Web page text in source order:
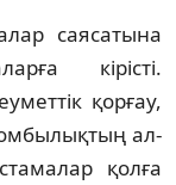
саясатына
кірісті.
қорғау,
ал­
қол­ға